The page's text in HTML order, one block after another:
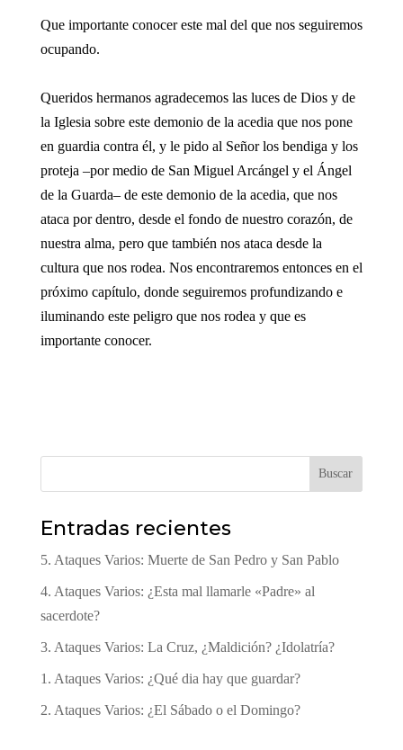
Que importante conocer este mal del que nos seguiremos
ocupando.
Queridos hermanos agradecemos las luces de Dios y de
la Iglesia sobre este demonio de la acedia que nos pone
en guardia contra él, y le pido al Señor los bendiga y los
proteja –por medio de San Miguel Arcángel y el Ángel
de la Guarda– de este demonio de la acedia, que nos
ataca por dentro, desde el fondo de nuestro corazón, de
nuestra alma, pero que también nos ataca desde la
cultura que nos rodea. Nos encontraremos entonces en el
próximo capítulo, donde seguiremos profundizando e
iluminando este peligro que nos rodea y que es
importante conocer.
Buscar
Entradas recientes
5. Ataques Varios: Muerte de San Pedro y San Pablo
4. Ataques Varios: ¿Esta mal llamarle «Padre» al
sacerdote?
3. Ataques Varios: La Cruz, ¿Maldición? ¿Idolatría?
1. Ataques Varios: ¿Qué dia hay que guardar?
2. Ataques Varios: ¿El Sábado o el Domingo?